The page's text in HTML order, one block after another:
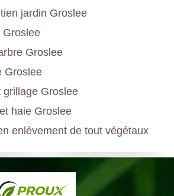
jardin Groslee
Groslee
Groslee
Groslee
grillage Groslee
haie Groslee
enlèvement de tout végétaux